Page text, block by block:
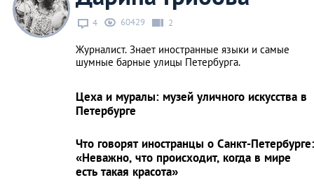
4 60429 2
Журналист. Знает иностранные языки и самые
шумные барные улицы Петербурга.
Цеха и муралы: музей уличного искусства в
Петербурге
Что говорят иностранцы о Санкт-Петербурге:
«Неважно, что происходит, когда в мире
есть такая красота»